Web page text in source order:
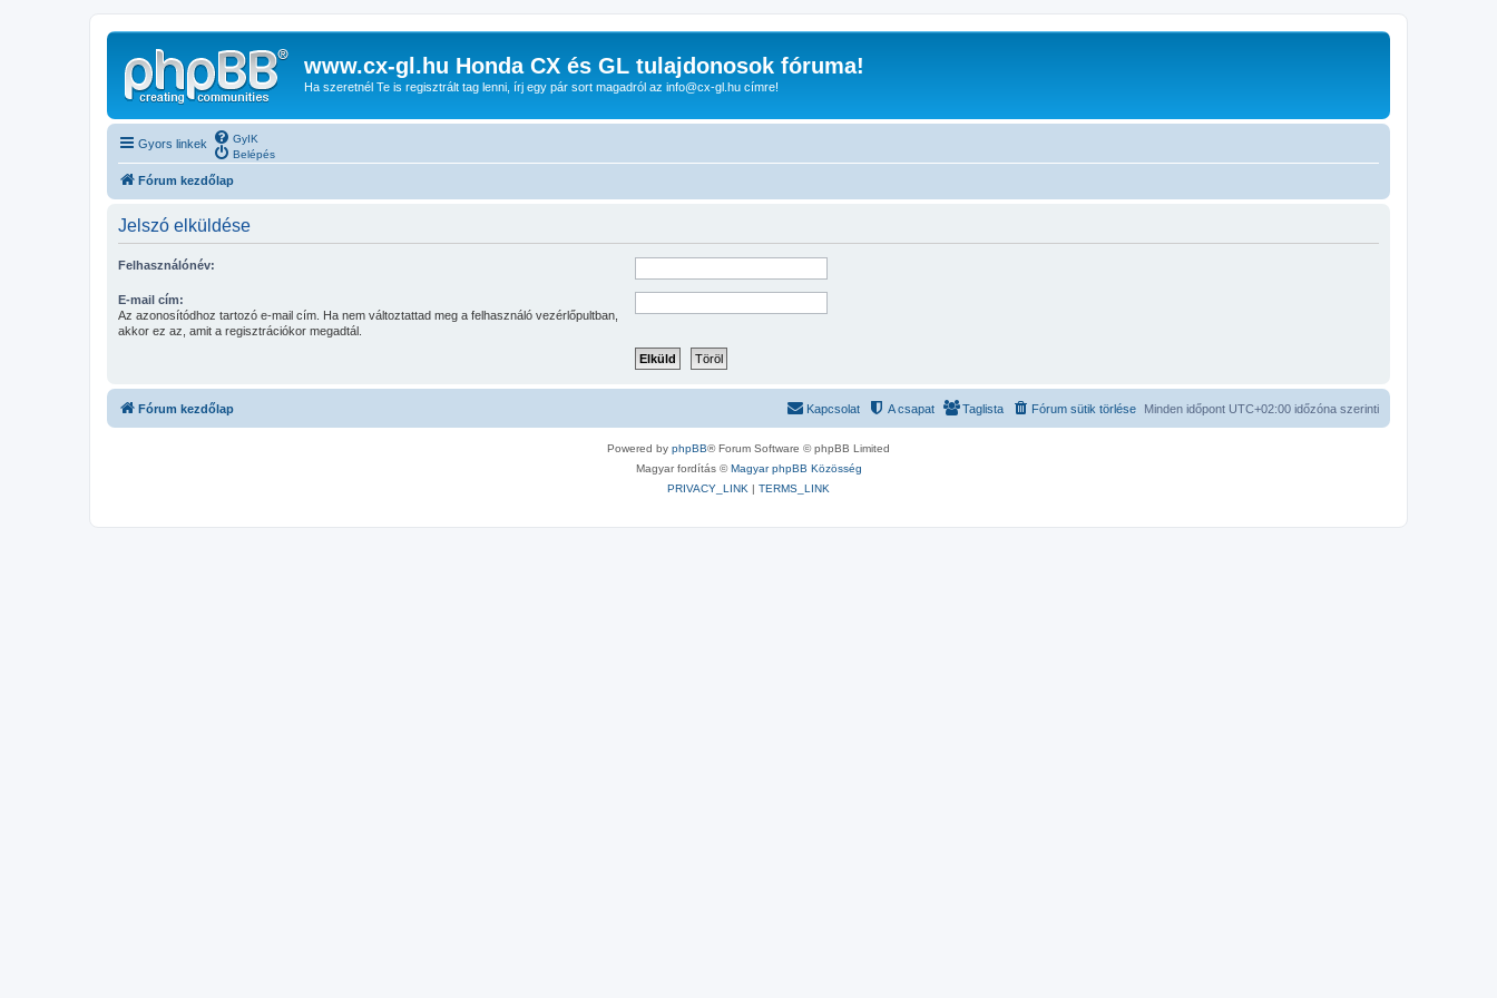
www.cx-gl.hu Honda CX és GL tulajdonosok fóruma!
Ha szeretnél Te is regisztrált tag lenni, írj egy pár sort magadról az info@cx-gl.hu címre!
Gyors linkek
GyIK
Belépés
Fórum kezdőlap
Jelszó elküldése
Felhasználónév:
E-mail cím:
Az azonosítódhoz tartozó e-mail cím. Ha nem változtattad meg a felhasználó vezérlőpultban,
akkor ez az, amit a regisztrációkor megadtál.
Fórum kezdőlap Minden időpont UTC+02:00 időzóna szerinti
Fórum sütik törlése
Taglista
A csapat
Kapcsolat
Powered by phpBB® Forum Software © phpBB Limited
Magyar fordítás ©Magyar phpBB Közösség
PRIVACY_LINK | TERMS_LINK